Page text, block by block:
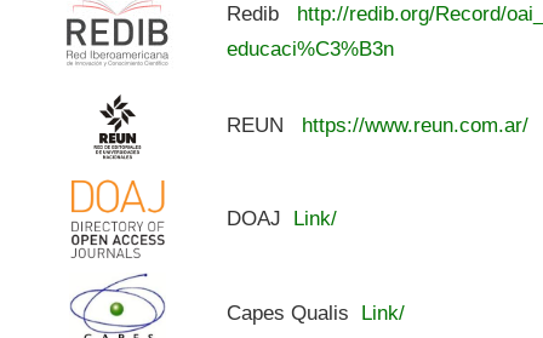
Redib
http://redib.org/Record/
educaci%C3%B3n
REUN https://www.reun.com.ar/
DOAJ Link/
Capes Qualis Link/